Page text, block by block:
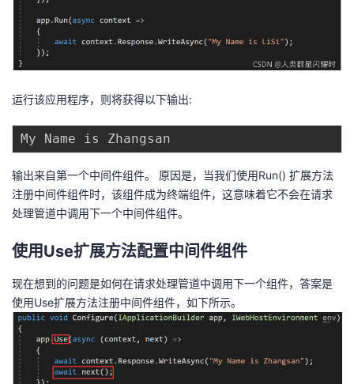
运行该应用程序，则将获得以下输出:
输出来自第一个中间件组件。 原因是，当我们使用Run() 扩展方法
注册中间件组件时，该组件成为终端组件，这意味着它不会在请求
处理管道中调用下一个中间件组件。
使用Use扩展方法配置中间件组件
现在想到的问题是如何在请求处理管道中调用下一个组件，答案是
使用Use扩展方法注册中间件组件，如下所示。